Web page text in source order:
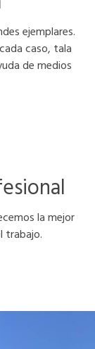
ejemplares.
caso, tala
de medios
la mejor
trabajo.